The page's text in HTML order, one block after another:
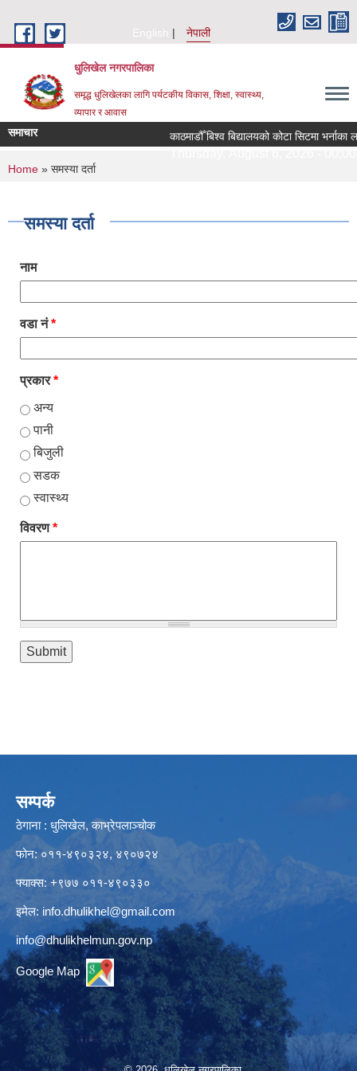
English
नेपाली
धुलिखेल नगरपालिका
समृद्ध धुलिखेलका लागि पर्यटकीय विकास, शिक्षा, स्वास्थ्य,
व्यापार र आवास
समाचार काठमाडौँ बिश्व बिद्यालयको कोटा सिटमा
You are here
Home » समस्या दर्ता
समस्या दर्ता
नाम
वडा नं*
प्रकार*
अन्य
पानी
बिजुली
सडक
स्वास्थ्य
विवरण*
सम्पर्क
ठेगाना : धुलिखेल, काभ्रेपलाञ्चोक
फोन: ०११-४९०३२४, ४९०७२४
फ्याक्स: +९७७ ०११-४९०३३०
इमेल: info.dhulikhel@gmail.com
info@dhulikhelmun.gov.np
Google Map